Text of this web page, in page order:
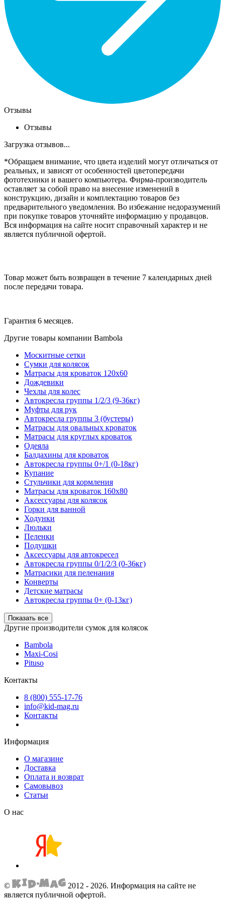
Отзывы
Отзывы
Загрузка отзывов...
*Обращаем внимание, что цвета изделий могут отличаться от
реальных, и зависят от особенностей цветопередачи
фототехники и вашего компьютера. Фирма-производитель
оставляет за собой право на внесение изменений в
конструкцию, дизайн и комплектацию товаров без
предварительного уведомления. Во избежание недоразумений
при покупке товаров уточняйте информацию у продавцов.
Вся информация на сайте носит справочный характер и не
является публичной офертой.
Товар может быть возвращен в течение 7 календарных дней
после передачи товара.
Гарантия 6 месяцев.
Другие товары компании Bambola
Москитные сетки
Сумки для колясок
Матрасы для кроваток 120х60
Дождевики
Чехлы для колес
Автокресла группы 1/2/3 (9-36кг)
Муфты для рук
Автокресла группы 3 (бустеры)
Матрасы для овальных кроваток
Матрасы для круглых кроваток
Одеяла
Балдахины для кроваток
Автокресла группы 0+/1 (0-18кг)
Купание
Стульчики для кормления
Матрасы для кроваток 160х80
Аксессуары для колясок
Горки для ванной
Ходунки
Люльки
Пеленки
Подушки
Аксессуары для автокресел
Автокресла группы 0/1/2/3 (0-36кг)
Матрасики для пеленания
Конверты
Детские матрасы
Автокресла группы 0+ (0-13кг)
Показать все
Другие производители сумок для колясок
Bambola
Maxi-Cosi
Pituso
Контакты
8 (800) 555-17-76
info@kid-mag.ru
Контакты
Информация
О магазине
Доставка
Оплата и возврат
Самовывоз
Статьи
О нас
© 2012 - 2026. Информация на сайте не
является публичной офертой.